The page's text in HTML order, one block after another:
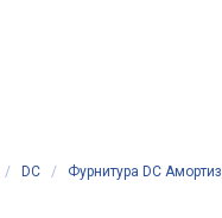
/ DC / Фурнитура DC